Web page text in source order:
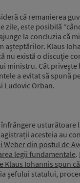
că remanierea
zile, este posibilă
la concluzia că
aşteptărilor. Klaus
nu există o discuţie
ministru. Cât
a evitat să spună
Ludovic Orban.
usturătoare
acesteia au
Weber din postul de
legii fundamentale.
Klaus Iohannis spun
șefului statului,